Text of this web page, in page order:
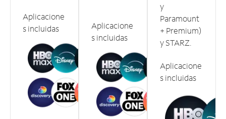
Aplicacione
s incluidas
Aplicacione
s incluidas
y
Paramount
+ Premium)
y STARZ.
Aplicacione
s incluidas